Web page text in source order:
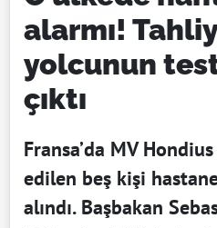
alarmı!
yolcunun
çıktı
Fransa’da MV
edilen beş kişi
alındı. Başbakan